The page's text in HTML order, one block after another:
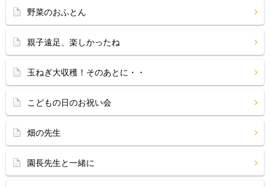
野菜のおふとん
親子遠足、楽しかったね
玉ねぎ大収穫！そのあとに・・
こどもの日のお祝い会
畑の先生
園長先生と一緒に